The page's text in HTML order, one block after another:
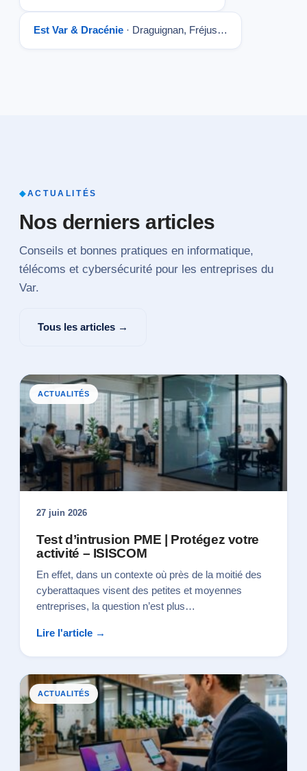
Est Var & Dracénie · Draguignan, Fréjus…
◆ACTUALITÉS
Nos derniers articles
Conseils et bonnes pratiques en informatique,
télécoms et cybersécurité pour les entreprises du
Var.
Tous les articles →
ACTUALITÉS
27 juin 2026
Test d’intrusion PME | Protégez votre
activité – ISISCOM
En effet, dans un contexte où près de la moitié des
cyberattaques visent des petites et moyennes
entreprises, la question n’est plus…
Lire l'article →
ACTUALITÉS